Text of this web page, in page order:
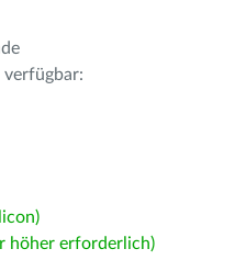
höher erforderlich)